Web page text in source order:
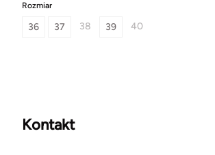
Rozmiar
36 37 38 39 40
Kontakt